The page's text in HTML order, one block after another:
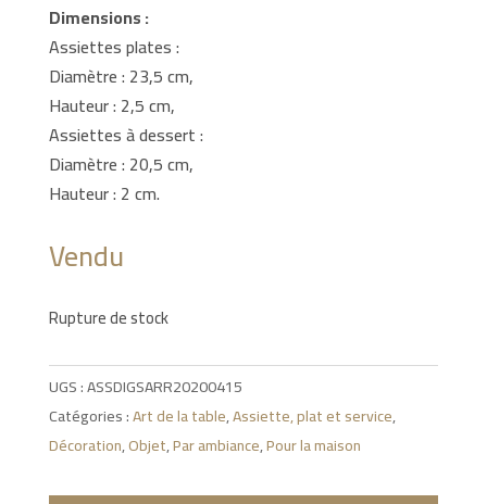
Dimensions :
Assiettes plates :
Diamètre : 23,5 cm,
Hauteur : 2,5 cm,
Assiettes à dessert :
Diamètre : 20,5 cm,
Hauteur : 2 cm.
Vendu
Rupture de stock
UGS :ASSDIGSARR20200415
Catégories :Art de la table,Assiette, plat et service,
Décoration,Objet,Par ambiance,Pour la maison